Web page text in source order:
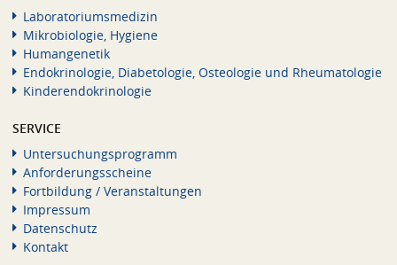
Laboratoriumsmedizin
Mikrobiologie, Hygiene
Humangenetik
Endokrinologie, Diabetologie, Osteologie und Rheumatologie
Kinderendokrinologie
SERVICE
Untersuchungsprogramm
Anforderungsscheine
Fortbildung / Veranstaltungen
Impressum
Datenschutz
Kontakt